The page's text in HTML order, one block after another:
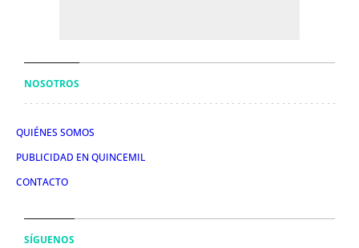
NOSOTROS
QUIÉNES SOMOS
PUBLICIDAD EN QUINCEMIL
CONTACTO
SÍGUENOS